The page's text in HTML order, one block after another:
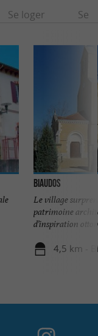
Se loger Se
Biaudos
Le village
patrimoine
d’inspiration
4,5 km -